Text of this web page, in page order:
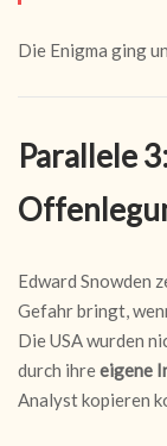
Die Enigma ging
Parallele
Edward Snowden
Gefahr bringt,
Die USA wurden
durch ihreeigene
Analyst kopieren